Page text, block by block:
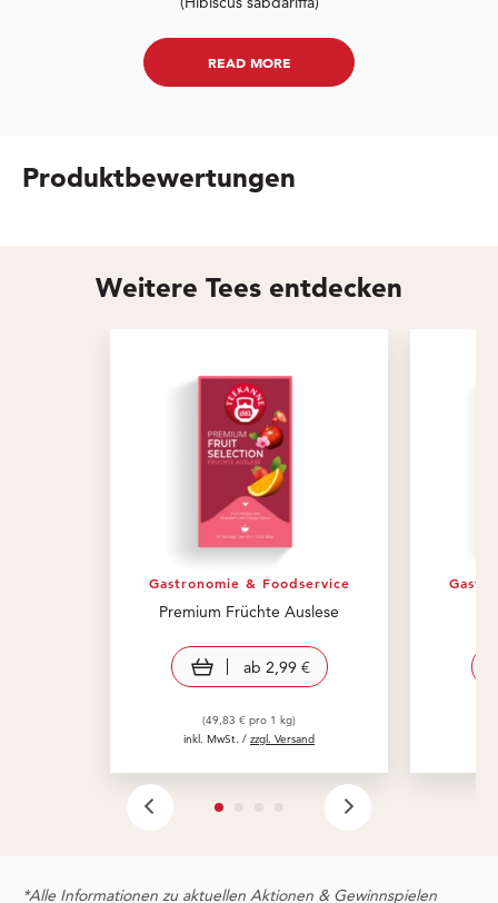
READ MORE
Produktbewertungen
Weitere Tees entdecken
Gastronomie & Foodservice
Premium Früchte Auslese
view product
ab 2,99 €
(49,83 € pro 1 kg)
inkl. MwSt. / zzgl. Versand
*Alle Informationen zu aktuellen Aktionen & Gewinnspielen